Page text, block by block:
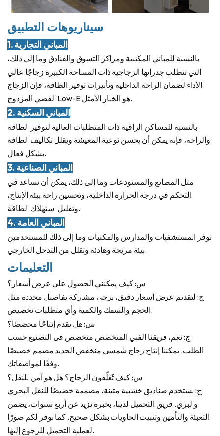
سيناريوهات التطبيق
1. المباني التجارية
بالنسبة للمباني المكتبية ومراكز التسوق والفنادق وما إلى ذلك،
التي تتطلب جدرانها الزجاجية ذات المساحة الكبيرة زجاجًا عالي
الأداء لضمان الراحة الداخلية وتأثيرات توفير الطاقة، فإن الزجاج
الفضي المزدوج Low-E هو الخيار الأمثل.
2. المباني السكنية
بالنسبة للمساكن الراقية ذات المتطلبات العالية لتوفير الطاقة
والراحة، فإنه يمكن أن يحسن نوعية المعيشة ويقلل تكاليف الطاقة
بشكل فعال.
3. المباني الصناعية
مثل المصانع والمستودعات وما إلى ذلك، يمكن أن تساعد في
التحكم في درجة الحرارة الداخلية، وتحسين راحة بيئة الإنتاج،
وتقليل استهلاك الطاقة.
4. المباني العامة
توفر المستشفيات والمدارس والمكتبات وما إلى ذلك للمستخدمين
بيئة مريحة وهادئة وتقلل من التدخل الخارجي.
التعليمات
س: كيف يمكنني الحصول على عرض أسعار؟
ج: لتقديم عرض أسعار دقيق، يرجى مشاركة تفاصيل محددة مثل
الحجم والسمك والكمية وأي متطلبات تخصيص.
س: هل تقدم إنتاجًا مخصصًا؟
ج: نعم، فريقنا الفني المتخصص متخصص في التصنيع حسب
الطلب. يمكننا إنتاج زجاج شمسي منخفض الحديد مصمم خصيصًا
وفقًا لمواصفاتك.
س: كيف تُغلّفون الزجاج؟ هل هو آمن للنقل؟
ج: نستخدم صناديق خشبية متينة، مصممة خصيصًا للنقل البحري
والبري. فريق التحميل لدينا، بخبرة تزيد عن أربع سنوات، يضمن
التعبئة والتأمين وتثبيت الحاويات بشكل صحيح. كما نوفر لكم صورًا
لعملية التحميل للرجوع إليها.